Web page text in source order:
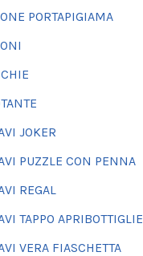
PORTAPIGIAMA
JOKER
PUZZLE CON PENNA
REGAL
TAPPO APRIBOTTIGLIE
VERA FIASCHETTA